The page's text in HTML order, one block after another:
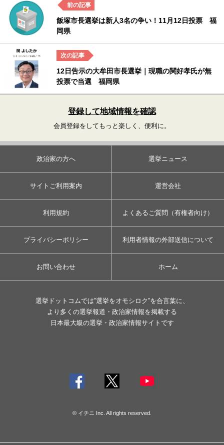
飯塚市長選挙は新人3名の争い！11月12日投票 福
岡県
12日告示の大牟田市長選挙｜現職の関好孝氏が無
投票で当選 福岡県
登録して地域情報を確認
会員登録をしてもっと楽しく、便利に。
政治家の方へ 選挙ニュース
サイトご利用案内 運営会社
利用規約 よくあるご質問（有権者向け）
プライバシーポリシー 利用者情報の外部送信について
お問い合わせ ホーム
選挙ドットコムでは”選挙をオモシロク”を合言葉に、
より多くの選挙報道・政治家情報を掲載する
日本最大級の選挙・政治家情報サイトです
© イチニ Inc. All rights reserved.